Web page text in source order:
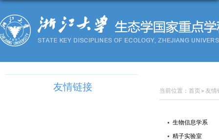
友情链接 当前位置： 首页 友情
生物信息学系
精子实验室